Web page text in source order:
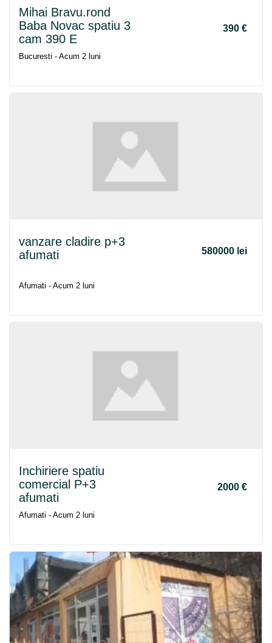
Mihai Bravu.rond
Baba Novac spatiu 3
cam 390 E
390 €
Bucuresti - Acum 2 luni
vanzare cladire p+3
afumati
580000 lei
Afumati - Acum 2 luni
Inchiriere spatiu
comercial P+3
afumati
2000 €
Afumati - Acum 2 luni